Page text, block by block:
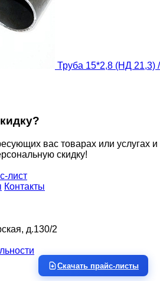
Труба 15*2,8 (НД 21,3) /
вас товарах или услугах и
скидку!
лист
Контакты
д.130/2
Скачать прайс-листы